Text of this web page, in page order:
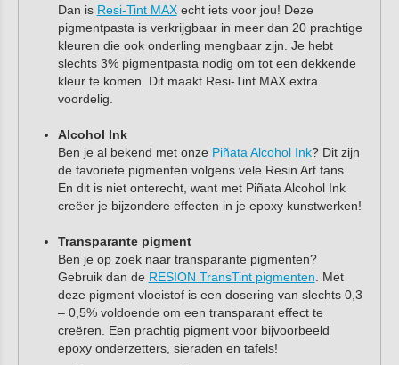
Dan is Resi-Tint MAXecht iets voor jou! Deze
pigmentpasta is verkrijgbaar in meer dan 20 prachtige
kleuren die ook onderling mengbaar zijn. Je hebt
slechts 3% pigmentpasta nodig om tot een dekkende
kleur te komen. Dit maakt Resi-Tint MAX extra
voordelig.
Alcohol Ink
Ben je al bekend met onze Piñata Alcohol Ink? Dit zijn
de favoriete pigmenten volgens vele Resin Art fans.
En dit is niet onterecht, want met Piñata Alcohol Ink
creëer je bijzondere effecten in je epoxy kunstwerken!
Transparante pigment
Ben je op zoek naar transparante pigmenten?
Gebruik dan de RESION TransTint pigmenten . Met
deze pigment vloeistof is een dosering van slechts 0,3
– 0,5% voldoende om een transparant effect te
creëren. Een prachtig pigment voor bijvoorbeeld
epoxy onderzetters, sieraden en tafels!